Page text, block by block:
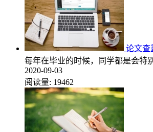
论文查
每年在毕业的时候，同学都是会特
2020-09-03
阅读量: 19462